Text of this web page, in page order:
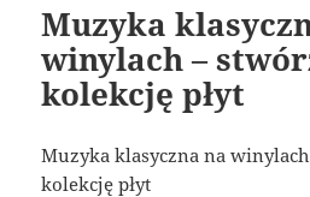
Muzyka
winylach –
kolekcję płyt
Muzyka klasyczna na
kolekcję płyt